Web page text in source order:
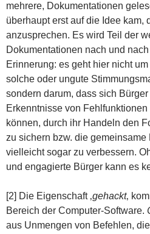
mehrere, Dokumentationen
überhaupt erst auf die Idee kam,
anzusprechen. Es wird Teil der
Dokumentationen nach und
Erinnerung: es geht hier nicht
solche oder ungute
sondern darum, dass sich
Erkenntnisse von
können, durch ihr Handeln den
zu sichern bzw. die gemeinsame
vielleicht sogar zu verbessern.
und engagierte Bürger kann es
[2] Die Eigenschaft ‚gehackt‚
Bereich der Computer-Software.
aus Unmengen von Befehlen,